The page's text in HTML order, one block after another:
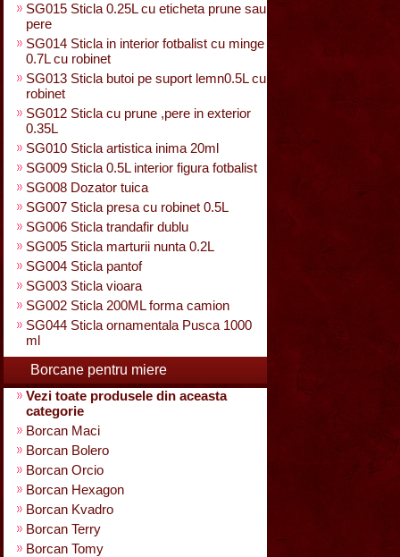
SG015 Sticla 0.25L cu eticheta prune sau
pere
SG014 Sticla in interior fotbalist cu minge
0.7L cu robinet
SG013 Sticla butoi pe suport lemn0.5L cu
robinet
SG012 Sticla cu prune ,pere in exterior
0.35L
SG010 Sticla artistica inima 20ml
SG009 Sticla 0.5L interior figura fotbalist
SG008 Dozator tuica
SG007 Sticla presa cu robinet 0.5L
SG006 Sticla trandafir dublu
SG005 Sticla marturii nunta 0.2L
SG004 Sticla pantof
SG003 Sticla vioara
SG002 Sticla 200ML forma camion
SG044 Sticla ornamentala Pusca 1000
ml
Borcane pentru miere
Vezi toate produsele din aceasta
categorie
Borcan Maci
Borcan Bolero
Borcan Orcio
Borcan Hexagon
Borcan Kvadro
Borcan Terry
Borcan Tomy